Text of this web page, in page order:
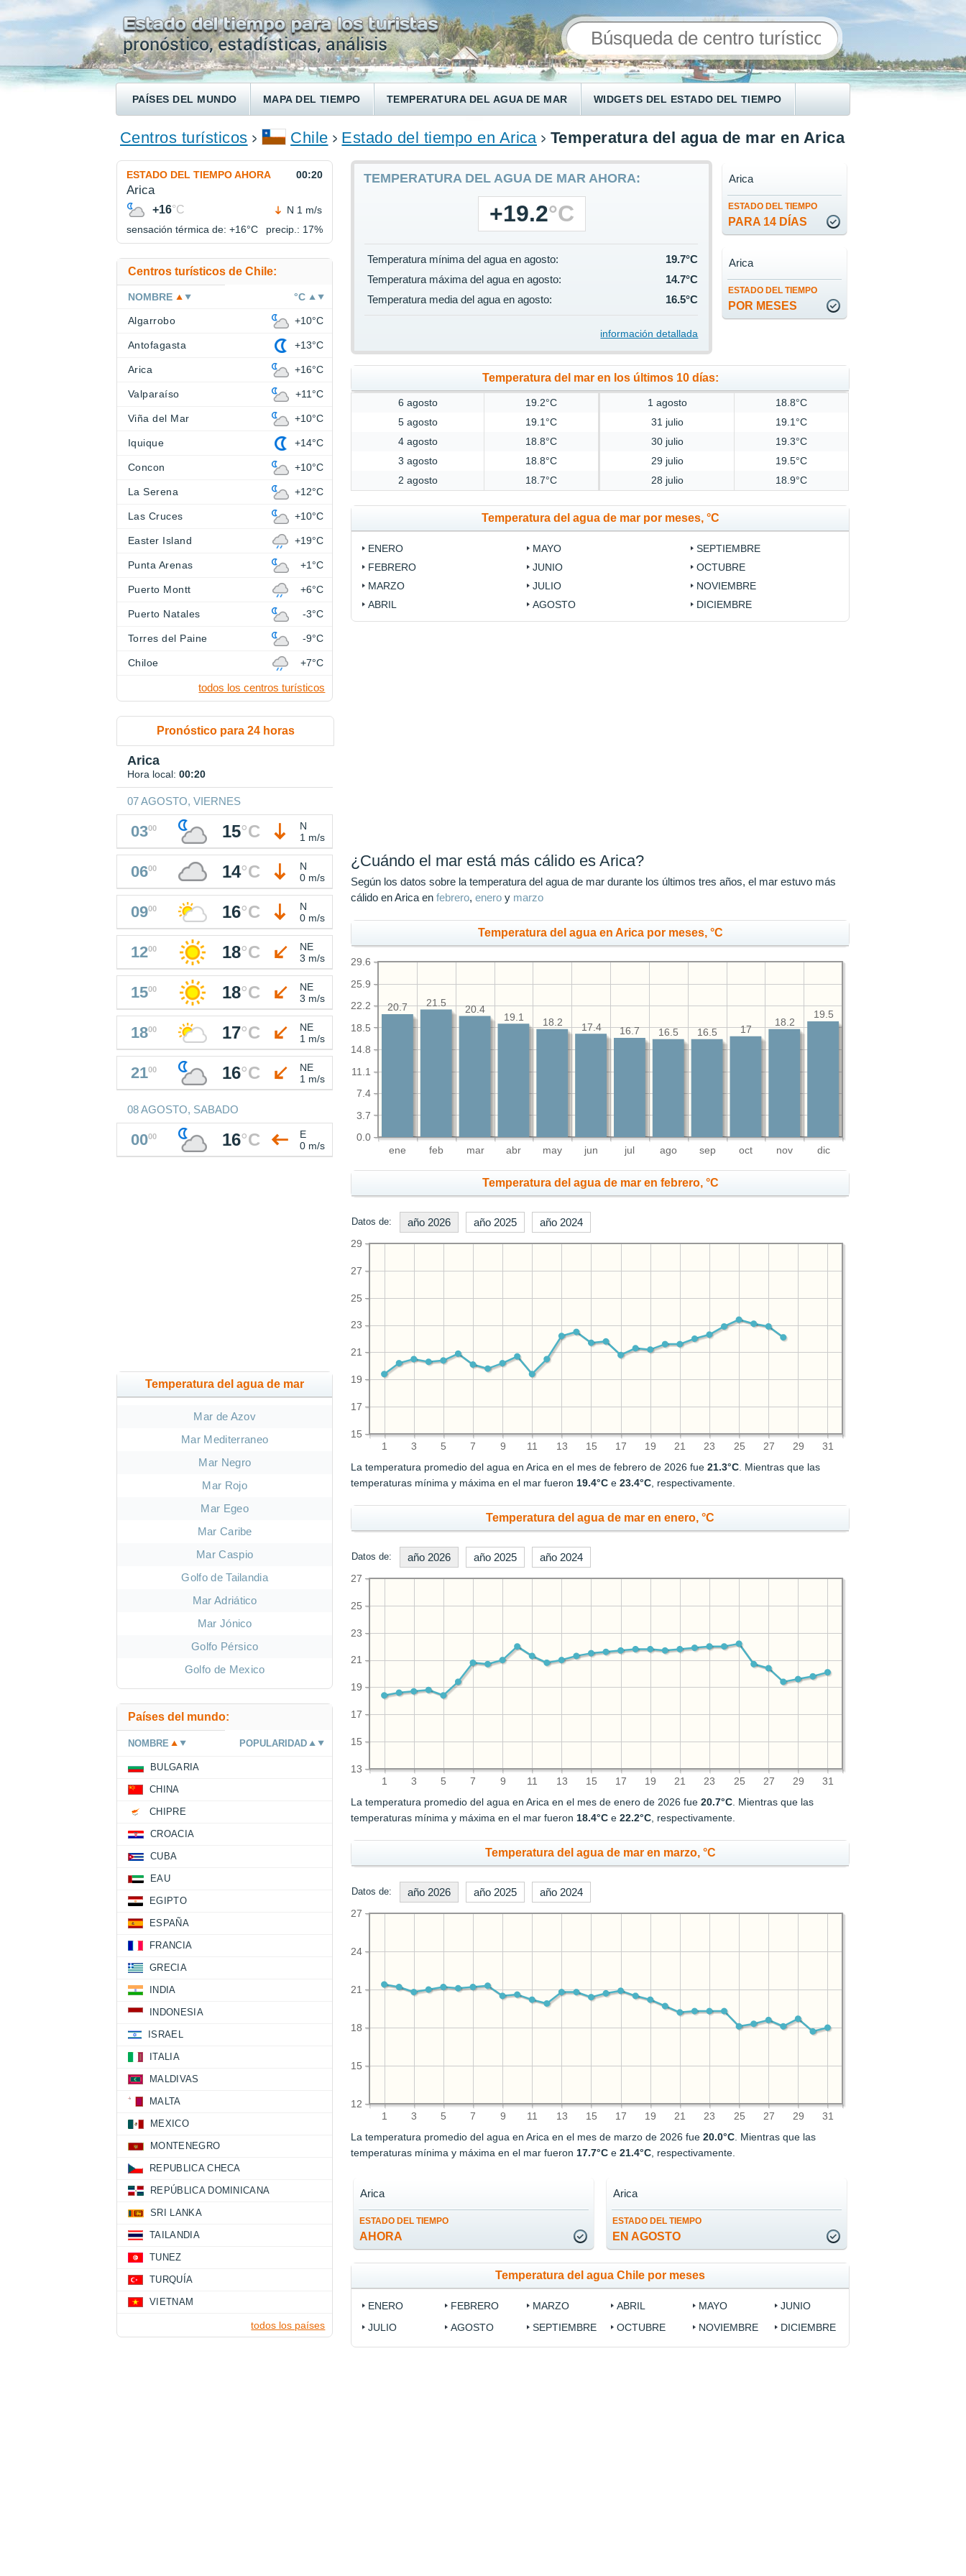
PAÍSES DEL MUNDO MAPA DEL TIEMPO TEMPERATURA DEL AGUA DE MAR WIDGETS DEL ESTADO DEL TIEMPO
ENCONTRAR UN HOTEL
Centros turísticos Chile Estado del tiempo en Arica Temperatura del agua de mar en Arica
TEMPERATURA DEL AGUA DE MAR AHORA:
+19.2°C
Temperatura mínima del agua en agosto:
19.7°C
Temperatura máxima del agua en agosto:
14.7°C
Temperatura media del agua en agosto:
16.5°C
información detallada
ESTADO DEL TIEMPO
PARA 14 DÍAS
Arica
ESTADO DEL TIEMPO
POR MESES
Arica
Temperatura del mar en los últimos 10 días:
6 agosto 19.2°C 1 agosto
18.8°C
5 agosto
19.1°C 31 julio
19.1°C
4 agosto
18.8°C 30 julio
19.3°C
3 agosto
18.8°C 29 julio
19.5°C
2 agosto
18.7°C 28 julio 18.9°C
Temperatura del agua de mar por meses, °C
ENERO
FEBRERO
MARZO
ABRIL
MAYO
JUNIO
JULIO
AGOSTO
SEPTIEMBRE
OCTUBRE
NOVIEMBRE
DICIEMBRE
¿Cuándo el mar está más cálido es Arica?
Según los datos sobre la temperatura del agua de mar durante los últimos tres años, el mar estuvo más
cálido en Arica enfebrero,enero y marzo
Temperatura del agua en Arica por meses, °C
ene feb mar abr may jun jul ago sep oct nov dic
0.0
3.7
7.4
11.1
14.8
18.5
22.2
25.9
29.6
19.5
18.2
17
16.5
16.5
16.7
17.4
18.2
19.1
20.4
21.5
20.7
Temperatura del agua de mar en febrero, °C
Datos de: año 2026 año 2025 año 2024
1 3 5 7 9 11 13 15 17 19 21 23 25 27 29 31
15
17
19
21
23
25
27
29
La temperatura promedio del agua en Arica en el mes de febrero de 2026 fue21.3°C. Mientras que las
temperaturas mínima y máxima en el mar fueron19.4°C e23.4°C, respectivamente.
Temperatura del agua de mar en enero, °C
Datos de: año 2026 año 2025 año 2024
1 3 5 7 9 11 13 15 17 19 21 23 25 27 29 31
13
15
17
19
21
23
25
27
La temperatura promedio del agua en Arica en el mes de enero de 2026 fue20.7°C. Mientras que las
temperaturas mínima y máxima en el mar fueron18.4°C e22.2°C, respectivamente.
Temperatura del agua de mar en marzo, °C
Datos de: año 2026 año 2025 año 2024
1 3 5 7 9 11 13 15 17 19 21 23 25 27 29 31
12
15
18
21
24
27
La temperatura promedio del agua en Arica en el mes de marzo de 2026 fue20.0°C. Mientras que las
temperaturas mínima y máxima en el mar fueron17.7°C e21.4°C, respectivamente.
ESTADO DEL TIEMPO
AHORA
Arica
ESTADO DEL TIEMPO
EN AGOSTO
Arica
Temperatura del agua Chile por meses
ENERO FEBRERO MARZO ABRIL MAYO
JUNIO
JULIO
AGOSTO SEPTIEMBRE OCTUBRE NOVIEMBRE DICIEMBRE
ESTADO DEL TIEMPO AHORA 00:20
Arica
+16°C
N 1 m/s
sensación térmica de: +16°C precip.: 17%
Centros turísticos de Chile:
NOMBRE °C
Algarrobo +10°C
Antofagasta +13°C
Arica +16°C
Valparaíso +11°C
Viña del Mar +10°C
Iquique +14°C
Concon +10°C
La Serena +12°C
Las Cruces +10°C
Easter Island +19°C
Punta Arenas +1°C
Puerto Montt +6°C
Puerto Natales -3°C
Torres del Paine -9°C
Chiloe +7°C
todos los centros turísticos
Pronóstico para 24 horas
Arica
Hora local: 00:20
07 AGOSTO, VIERNES
0300 15°C
N
1 m/s
0600 14°C
N
0 m/s
0900 16°C
N
0 m/s
1200 18°C
NE
3 m/s
1500 18°C
NE
3 m/s
1800 17°C
NE
1 m/s
2100 16°C
NE
1 m/s
08 AGOSTO, SABADO
0000 16°C
E
0 m/s
Temperatura del agua de mar
Mar de Azov
Mar Mediterraneo
Mar Negro
Mar Rojo
Mar Egeo
Mar Caribe
Mar Caspio
Golfo de Tailandia
Mar Adriático
Mar Jónico
Golfo Pérsico
Golfo de Mexico
Países del mundo:
NOMBRE POPULARIDAD
BULGARIA
CHINA
CHIPRE
CROACIA
CUBA
EAU
EGIPTO
ESPAÑA
FRANCIA
GRECIA
INDIA
INDONESIA
ISRAEL
ITALIA
MALDIVAS
MALTA
MEXICO
MONTENEGRO
REPUBLICA CHECA
REPÚBLICA DOMINICANA
SRI LANKA
TAILANDIA
TUNEZ
TURQUÍA
VIETNAM
todos los países